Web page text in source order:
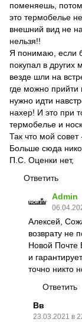
поменяешь,
это термобелье
внешний вид не
нельзя!!
Я понимаю, если
покупал в
везде шли на
где можно прийти
нужно идти
нахер! И это при
термобелье и
Так что мой
Больше сюда
П.С. Оценки нет,
Ответить
Admin
Алексей,
возврату не
Новой Почте
и
точно никто
Ответить
Вв
23.03.2021 в